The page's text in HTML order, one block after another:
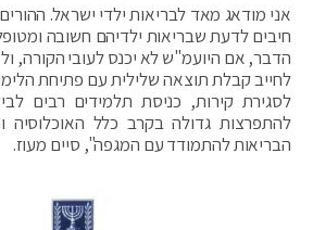
אני מודאג מאד לבריאות ילדי ישראל.
חיבים לדעת שבריאות ילדיהם חשובה
הדבר, אם היועמ"ש לא יכנס לעובי הקורה,
לחייב קבלת תוצאה שלילית עם פתיחת
לסגירת קירות, כניסת תלמידים רבים
להתפרצות גדולה בקרב כלל האוכלוסיה
הבריאות להתמודד עם המגפה", סיים מעוז.